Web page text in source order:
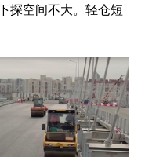
探空间不大。轻仓短